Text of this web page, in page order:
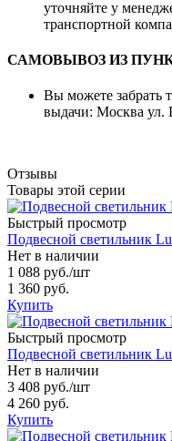
уточняйте у
транспортной
САМОВЫВОЗ ИЗ
Вы можете забрать
выдачи: Москва ул.
Отзывы
Товары этой серии
Быстрый просмотр
Подвесной светильник
Нет в наличии
1 088 руб./шт
1 360 руб.
Купить
Быстрый просмотр
Подвесной светильник
Нет в наличии
3 408 руб./шт
4 260 руб.
Купить